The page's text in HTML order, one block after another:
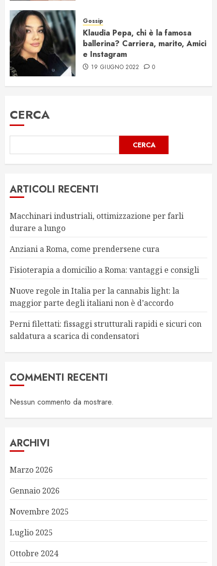
Gossip
Klaudia Pepa, chi è la famosa
ballerina? Carriera, marito, Amici
e Instagram
19 GIUGNO 2022 0
CERCA
CERCA
ARTICOLI RECENTI
Macchinari industriali, ottimizzazione per farli
durare a lungo
Anziani a Roma, come prendersene cura
Fisioterapia a domicilio a Roma: vantaggi e consigli
Nuove regole in Italia per la cannabis light: la
maggior parte degli italiani non è d’accordo
Perni filettati: fissaggi strutturali rapidi e sicuri con
saldatura a scarica di condensatori
COMMENTI RECENTI
Nessun commento da mostrare.
ARCHIVI
Marzo 2026
Gennaio 2026
Novembre 2025
Luglio 2025
Ottobre 2024